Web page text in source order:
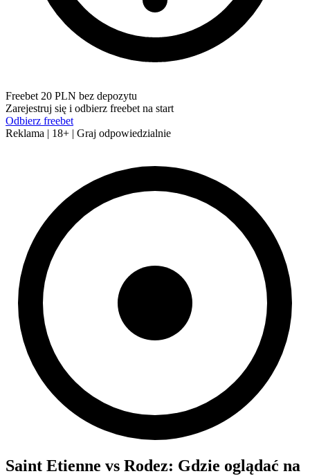
Freebet 20 PLN bez depozytu
Zarejestruj się i odbierz freebet na start
Odbierz freebet
Reklama | 18+ | Graj odpowiedzialnie
Saint Etienne vs Rodez: Gdzie oglądać na